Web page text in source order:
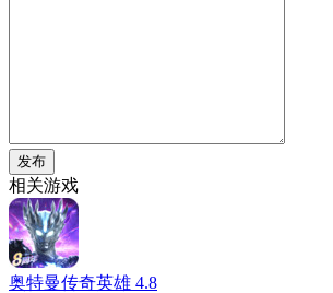
发布
相关游戏
奥特曼传奇英雄 4.8